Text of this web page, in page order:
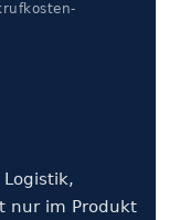
nur im Produkt